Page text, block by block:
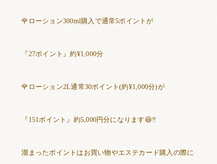
🌹 ローション300ml購入で通常5ポイントが
『 27ポイント』約¥1,000分
🌹 ローション2L通常30ポイント(約¥1,000分)が
『 151 ポイント』約5,000円分になります 😆‼️
溜まったポイントはお買い物やエステカード購入の際に